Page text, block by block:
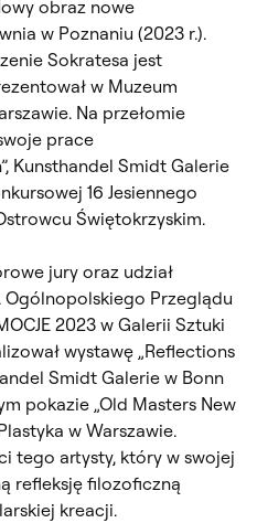
obraz nowe
w Poznaniu (2023 r.).
Sokratesa jest
w Muzeum
Na przełomie
prace
Kunsthandel Smidt Galerie
16 Jesiennego
Świętokrzyskim.
jury oraz udział
Ogólnopolskiego Przeglądu
2023 w Galerii Sztuki
wystawę „Reflections
Smidt Galerie w Bonn
pokazie „Old Masters New
w Warszawie.
tego artysty, który w swojej
refleksję filozoficzną
kreacji.